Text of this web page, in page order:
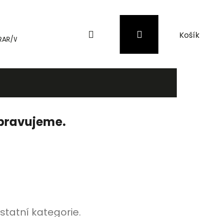
WinRAR Záložní zdroje (UPS) a přepěťové
PřihlášeníNákupní
košík
kategorie.